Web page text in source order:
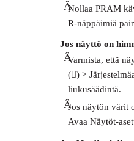
ÂNollaa PRAM
R-näppäimiä
Jos näyttö on
ÂVarmista, että
() >
liukusäädintä.
ÂJos näytön värit
Avaa Näytöt-